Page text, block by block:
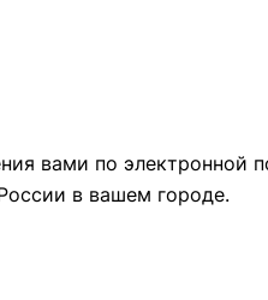
вами по электронной
в вашем городе.